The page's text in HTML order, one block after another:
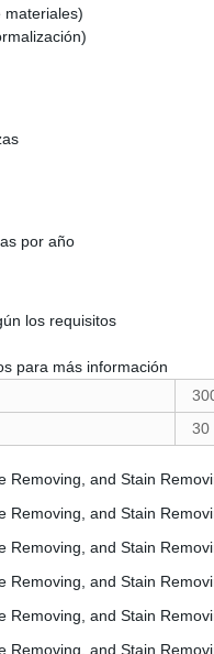
materiales)
por año
los requisitos
para más información
30